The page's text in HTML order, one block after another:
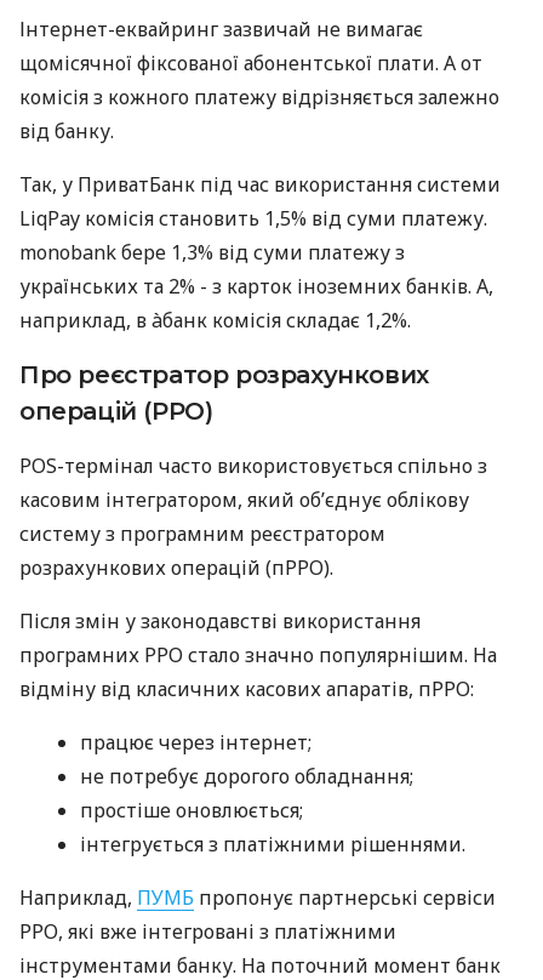
Інтернет-еквайринг зазвичай не вимагає
щомісячної фіксованої абонентської плати. А от
комісія з кожного платежу відрізняється залежно
від банку.
Так, у ПриватБанк під час використання системи
LiqPay комісія становить 1,5% від суми платежу.
monobank бере 1,3% від суми платежу з
українських та 2% - з карток іноземних банків. А,
наприклад, в àбанк комісія складає 1,2%.
Про реєстратор розрахункових
операцій (РРО)
POS-термінал часто використовується спільно з
касовим інтегратором, який об’єднує облікову
систему з програмним реєстратором
розрахункових операцій (пРРО).
Після змін у законодавстві використання
програмних РРО стало значно популярнішим. На
відміну від класичних касових апаратів, пРРО:
працює через інтернет;
не потребує дорогого обладнання;
простіше оновлюється;
інтегрується з платіжними рішеннями.
Наприклад, ПУМБ пропонує партнерські сервіси
РРО, які вже інтегровані з платіжними
інструментами банку. На поточний момент банк